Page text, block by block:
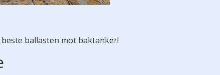
ballasten mot baktanker!